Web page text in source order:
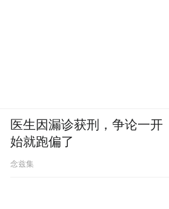
医生因漏诊获刑，争论一开
始就跑偏了
念兹集